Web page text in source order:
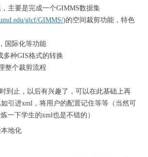
主要是完成一个GIMMS数据集
glcf/GIMMS/)的空间裁剪功能，特色
国际化等功能
多种GIS格式的转换
整个裁剪流程
到止，以后有兴趣了，可以在此基础上再
引进xml，将用户的配置记住等等（当然可
一下学生的xml也是不错的）
地化